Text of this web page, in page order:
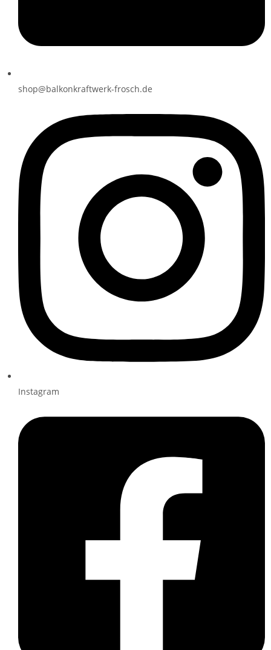
shop@balkonkraftwerk-frosch.de
Instagram